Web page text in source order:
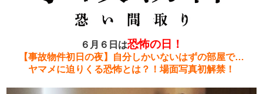
６月６日は恐怖の日！
【事故物件初日の夜】自分しかいないはずの部屋で…
ヤマメに迫りくる恐怖とは？！場面写真初解禁！